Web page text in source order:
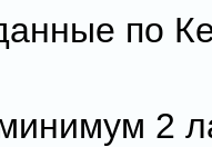
по
2